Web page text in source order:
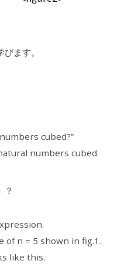
ます。
cubed?”
numbers cubed.
？
of n = 5 shown in fig.1.
like this.